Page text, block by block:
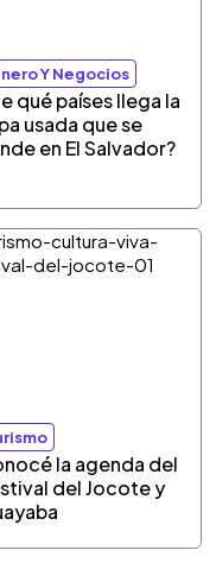
Y Negocios
qué países llega la
usada que se
en El Salvador?
la agenda del
del Jocote y